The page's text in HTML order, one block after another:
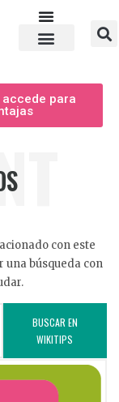
accede para
con este
una búsqueda con
BUSCAR EN
WIKITIPS